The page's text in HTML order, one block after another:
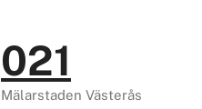
021
Mälarstaden Västerås